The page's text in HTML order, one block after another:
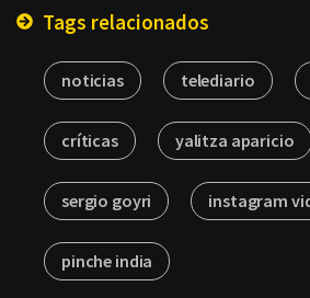
Tags relacionados
noticias telediario
críticas yalitza aparicio
sergio goyri instagram
pinche india